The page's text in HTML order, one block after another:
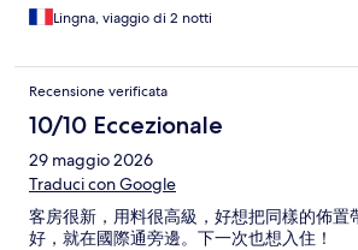
Lingna, viaggio di 2 notti
Recensione verificata
10/10 Eccezionale
29 maggio 2026
Traduci con Google
客房很新，用料很高級，好想把同樣的佈置
好，就在國際通旁邊。下一次也想入住！